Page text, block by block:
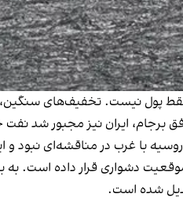
برجام، ایران نیز مجبور شد نفت
با غرب در مناقشه‌ای نبود و
موقعیت دشواری قرار داده است.
شده است.